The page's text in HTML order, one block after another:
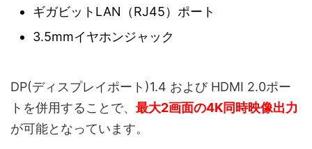
ギガビットLAN（RJ45）ポート
3.5mmイヤホンジャック
DP(ディスプレイポート)1.4 および HDMI 2.0ポー
トを併用することで、 最大2画面の4K同時映像出力
が可能となっています。